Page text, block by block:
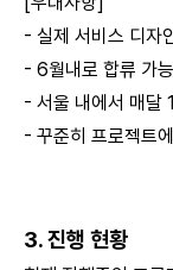
- 실제 서비스 디자
- 6월내로 합류 가능
- 서울 내에서 매달
- 꾸준히 프로젝트
3. 진행 현황